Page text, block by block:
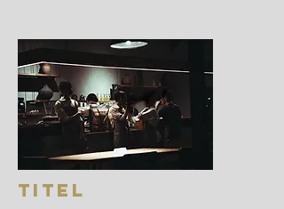
Titel